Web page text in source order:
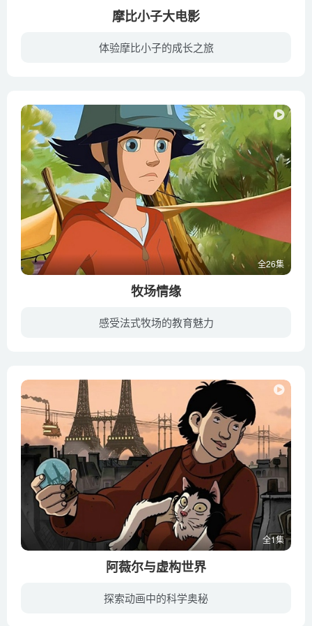
摩比小子大电影
体验摩比小子的成长之旅
全26集
牧场情缘
感受法式牧场的教育魅力
全1集
阿薇尔与虚构世界
探索动画中的科学奥秘